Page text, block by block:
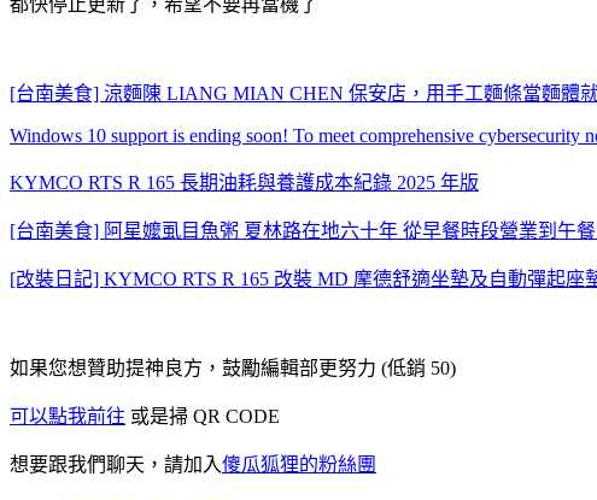
[台南美食] 涼麵陳 LIANG MIAN CHEN 保安店，用手工麵條當麵體
Windows 10 support is ending soon! To meet comprehensive
KYMCO RTS R 165 長期油耗與養護成本紀錄 2025 年版
[台南美食] 阿星嬤虱目魚粥 夏林路在地六十年 從早餐時段營業到午
[改裝日記] KYMCO RTS R 165 改裝 MD 摩德舒適坐墊及自動彈起座
如果您想贊助提神良方，鼓勵編輯部更努力 (低銷 50)
可以點我前往 或是掃 QR CODE
想要跟我們聊天，請加入傻瓜狐狸的粉絲團